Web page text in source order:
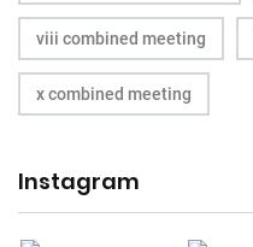
viii combined meeting
x combined meeting
Instagram